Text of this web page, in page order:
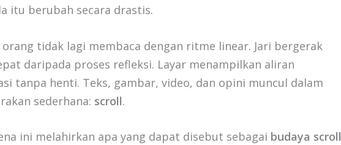
itu berubah secara drastis.
orang tidak lagi membaca dengan ritme linear. Jari bergerak
daripada proses refleksi. Layar menampilkan aliran
tanpa henti. Teks, gambar, video, dan opini muncul dalam
sederhana: scroll.
ini melahirkan apa yang dapat disebut sebagai budaya scroll